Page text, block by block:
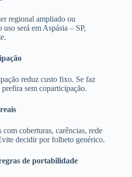
regional ampliado ou
será em Aspásia – SP,
reduz custo fixo. Se faz
sem coparticipação.
com coberturas, carências, rede
decidir por folheto genérico.
de portabilidade